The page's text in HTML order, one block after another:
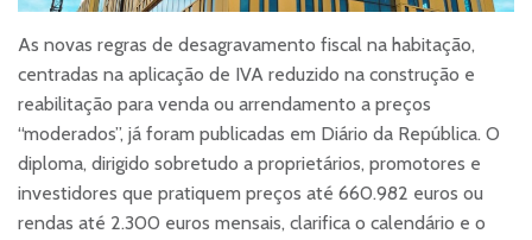
As novas regras de desagravamento fiscal na habitação,
centradas na aplicação de IVA reduzido na construção e
reabilitação para venda ou arrendamento a preços
“moderados”, já foram publicadas em Diário da República. O
diploma, dirigido sobretudo a proprietários, promotores e
investidores que pratiquem preços até 660.982 euros ou
rendas até 2.300 euros mensais, clarifica o calendário e o